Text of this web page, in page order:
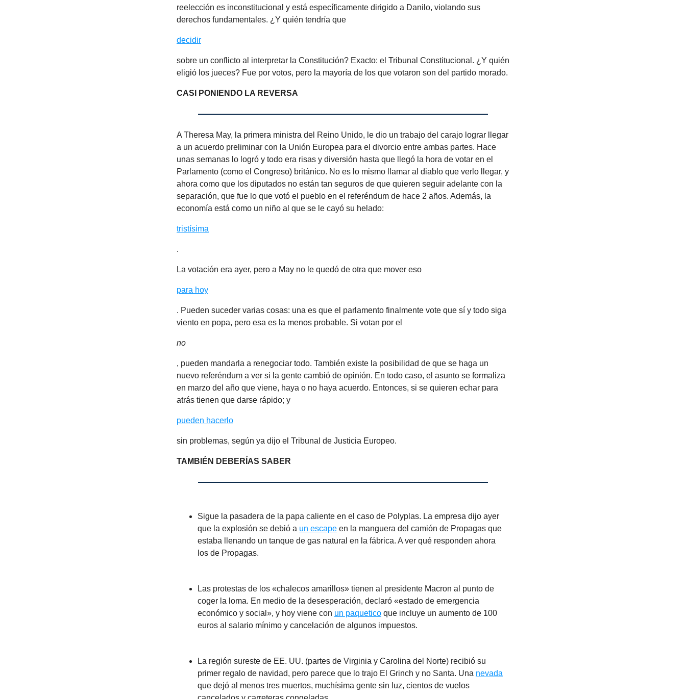
reelección es inconstitucional y está específicamente dirigido a Danilo, violando sus
derechos fundamentales. ¿Y quién tendría que
decidir
sobre un conflicto al interpretar la Constitución? Exacto: el Tribunal Constitucional. ¿Y quién
eligió los jueces? Fue por votos, pero la mayoría de los que votaron son del partido morado.
CASI PONIENDO LA REVERSA
A Theresa May, la primera ministra del Reino Unido, le dio un trabajo del carajo lograr llegar
a un acuerdo preliminar con la Unión Europea para el divorcio entre ambas partes. Hace
unas semanas lo logró y todo era risas y diversión hasta que llegó la hora de votar en el
Parlamento (como el Congreso) británico. No es lo mismo llamar al diablo que verlo llegar, y
ahora como que los diputados no están tan seguros de que quieren seguir adelante con la
separación, que fue lo que votó el pueblo en el referéndum de hace 2 años. Además, la
economía está como un niño al que se le cayó su helado:
tristísima
.
La votación era ayer, pero a May no le quedó de otra que mover eso
para hoy
. Pueden suceder varias cosas: una es que el parlamento finalmente vote que sí y todo siga
viento en popa, pero esa es la menos probable. Si votan por el
no
, pueden mandarla a renegociar todo. También existe la posibilidad de que se haga un
nuevo referéndum a ver si la gente cambió de opinión. En todo caso, el asunto se formaliza
en marzo del año que viene, haya o no haya acuerdo. Entonces, si se quieren echar para
atrás tienen que darse rápido; y
pueden hacerlo
sin problemas, según ya dijo el Tribunal de Justicia Europeo.
TAMBIÉN DEBERÍAS SABER
Sigue la pasadera de la papa caliente en el caso de Polyplas. La empresa dijo ayer
que la explosión se debió a un escape en la manguera del camión de Propagas que
estaba llenando un tanque de gas natural en la fábrica. A ver qué responden ahora
los de Propagas.
Las protestas de los «chalecos amarillos» tienen al presidente Macron al punto de
coger la loma. En medio de la desesperación, declaró «estado de emergencia
económico y social», y hoy viene con un paquetico que incluye un aumento de 100
euros al salario mínimo y cancelación de algunos impuestos.
La región sureste de EE. UU. (partes de Virginia y Carolina del Norte) recibió su
primer regalo de navidad, pero parece que lo trajo El Grinch y no Santa. Una nevada
que dejó al menos tres muertos, muchísima gente sin luz, cientos de vuelos